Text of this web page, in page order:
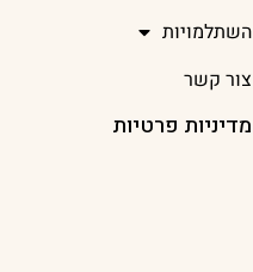
השתלמויות
צור קשר
מדיניות פרטיות